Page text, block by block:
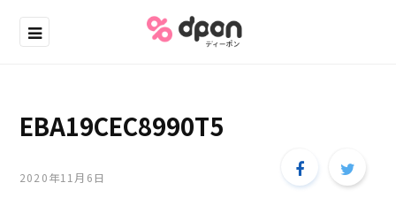
EBA19CEC8990T5
2020年11月6日